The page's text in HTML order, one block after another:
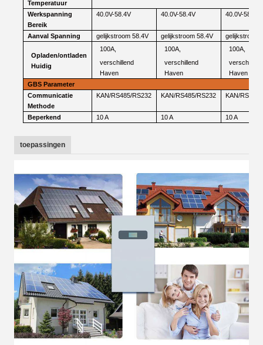
Temperatuur
Werkspanning
Bereik
40.0V-58.4V 40.0V-58.4V 40.0V-58.4V
Aanval Spanning gelijkstroom 58.4V gelijkstroom 58.4V gelijkstroom
Opladen/ontladen
Huidig
100A,
verschillend
Haven
100A,
verschillend
Haven
100A,
verschillend
Haven
GBS Parameter
Communicatie
Methode
KAN/RS485/RS232 KAN/RS485/RS232 KAN/RS485/
Beperkend 10 A 10 A 10 A
toepassingen